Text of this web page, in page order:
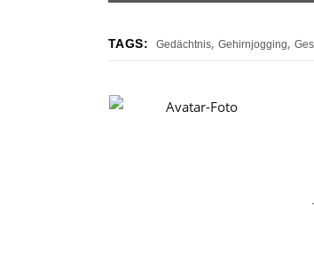
TAGS: Gedächtnis,Gehirnjogging,